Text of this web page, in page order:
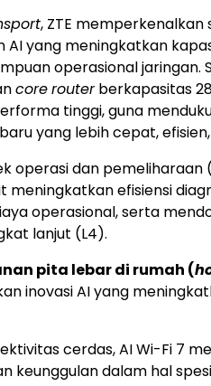
, ZTE memperkenalkan
AI yang meningkatkan
operasional jaringan.
corerouterberkapasitas
tinggi, guna
yang lebih cepat,
operasi dan
meningkatkan efisiensi
operasional, serta
lanjut (L4).
pita lebar di rumah (
inovasi AI yang
cerdas, AI Wi-Fi 7
keunggulan dalam hal